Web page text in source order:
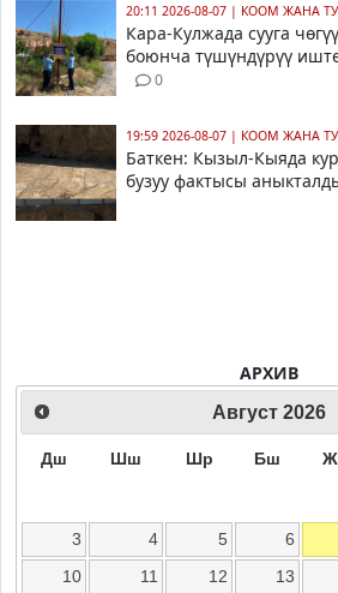
20:11 2026-08-07 | КООМ ЖАНА
Кара-Кулжада сууга
боюнча түшүндүрүү
0
19:59 2026-08-07 | КООМ ЖАНА
Баткен: Кызыл-Кыяда
бузуу фактысы
АРХИВ
Август 2026
Дш Шш Шр Бш
3
4 5 6
10
11 12 13